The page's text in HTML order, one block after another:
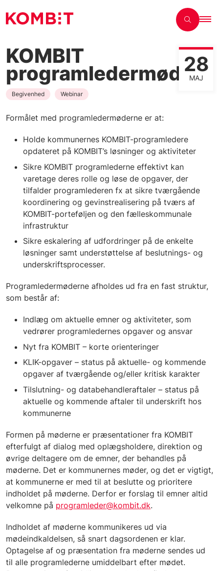
KOMBIT
programledermøde28
MAJ
Begivenhed Webinar
Formålet med programledermøderne er at:
Holde kommunernes KOMBIT-programledere
opdateret på KOMBIT’s løsninger og aktiviteter
Sikre KOMBIT programlederne effektivt kan
varetage deres rolle og løse de opgaver, der
tilfalder programlederen fx at sikre tværgående
koordinering og gevinstrealisering på tværs af
KOMBIT-porteføljen og den fælleskommunale
infrastruktur
Sikre eskalering af udfordringer på de enkelte
løsninger samt understøttelse af beslutnings- og
underskriftsprocesser.
Programledermøderne afholdes ud fra en fast struktur,
som består af:
Indlæg om aktuelle emner og aktiviteter, som
vedrører programledernes opgaver og ansvar
Nyt fra KOMBIT – korte orienteringer
KLIK-opgaver – status på aktuelle- og kommende
opgaver af tværgående og/eller kritisk karakter
Tilslutning- og databehandleraftaler – status på
aktuelle og kommende aftaler til underskrift hos
kommunerne
Formen på møderne er præsentationer fra KOMBIT
efterfulgt af dialog med oplægsholdere, direktion og
øvrige deltagere om de emner, der behandles på
møderne. Det er kommunernes møder, og det er vigtigt,
at kommunerne er med til at beslutte og prioritere
indholdet på møderne. Derfor er forslag til emner altid
velkomne på programleder@kombit.dk.
Indholdet af møderne kommunikeres ud via
mødeindkaldelsen, så snart dagsordenen er klar.
Optagelse af og præsentation fra møderne sendes ud
til alle programlederne umiddelbart efter mødet.